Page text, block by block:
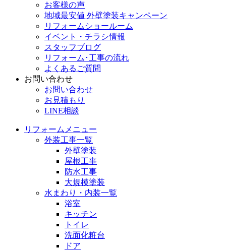
お客様の声
地域最安値 外壁塗装キャンペーン
リフォームショールーム
イベント・チラシ情報
スタッフブログ
リフォーム･工事の流れ
よくあるご質問
お問い合わせ
お問い合わせ
お見積もり
LINE相談
リフォームメニュー
外装工事一覧
外壁塗装
屋根工事
防水工事
大規模塗装
水まわり・内装一覧
浴室
キッチン
トイレ
洗面化粧台
ドア